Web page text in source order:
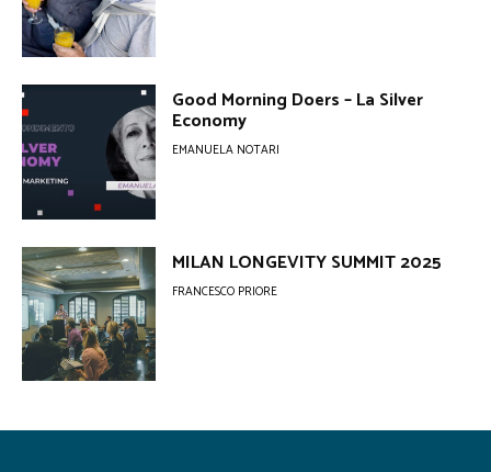
Good Morning Doers – La Silver
Economy
EMANUELA NOTARI
MILAN LONGEVITY SUMMIT 2025
FRANCESCO PRIORE